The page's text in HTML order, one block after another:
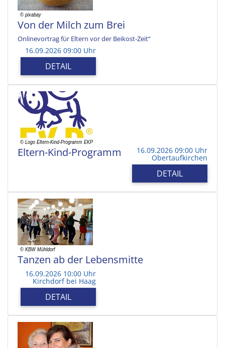
Von der Milch zum Brei
Onlinevortrag für Eltern vor der Beikost-Zeit“
16.09.2026 09:00 Uhr
DETAIL
Eltern-Kind-Programm 16.09.2026 09:00 Uhr
Obertaufkirchen
DETAIL
Tanzen ab der Lebensmitte
16.09.2026 10:00 Uhr
Kirchdorf bei Haag
DETAIL